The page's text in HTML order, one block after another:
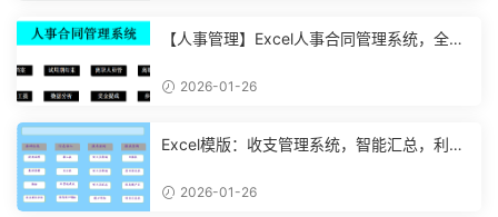
【人事管理】Excel人事合同管理系统，全函
2026-01-26
Excel模版：收支管理系统，智能汇总，利润
2026-01-26